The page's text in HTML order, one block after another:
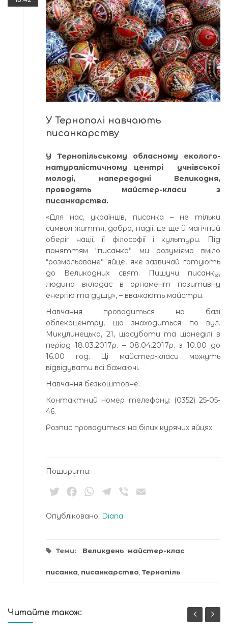
У Тернополі навчають
писанкарству
У Тернопільському обласному еколого-
натуралістичному центрі учнівської
молоді, напередодні Великодня,
проводять майстер-класи з
писанкарства.
«Для нас, українців, писанка – не тільки
символ життя, добра, надії, це ще й магічний
оберіг нації, її філософії і культури. Під
поняттям “писанка” ми розуміємо вміло
“розмальоване” яйце, яке зазвичай готують
до Великодних свят. Пишучи писанку,
людина вкладає в орнамент позитивну
енергію та душу», – вважають майстри.
Навчання проводиться на базі
облекоцентру, що знаходиться по вул.
Микулинецька, 21, щосуботи та щонеділі в
період 18.03.2017р. – 08.04.2017р. з 10.00 до
16.00 год. Ці майстер-класи можуть
відвідувати всі бажаючі.
Навчання безкоштовне.
Контактний номер телефону: (0352) 25-05-
46.
Розпис проводиться на білих курячих яйцях.
Поширити:
TwitterFacebookWhatsApp
Telegram
Viber
Опубліковано: Diana
Теми: Великдень, майстер-клас,
писанка, писанкарство, Тернопіль
Читайте також: